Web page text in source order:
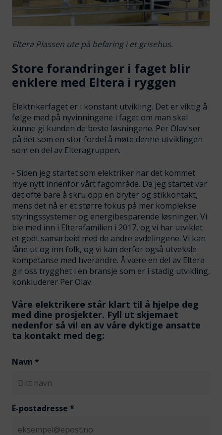
Eltera Plassen ute på befaring i et grisehus.
Store forandringer i faget blir
enklere med Eltera i ryggen
Elektrikerfaget er i konstant utvikling. Det er viktig å
følge med på nyvinningene i faget om man skal
kunne gi kunden de beste løsningene. Per Olav ser
på det som en stor fordel å møte denne utviklingen
som en del av Elteragruppen.
- Siden jeg startet som elektriker har det kommet
mye nytt innenfor vårt fagområde. Da jeg startet var
det ofte bare å skru opp en bryter og stikkontakt,
mens det nå er et større fokus på mer komplekse
styringssystemer og energibesparende løsninger. Vi
ble med inn i Elterafamilien i 2017, og vi har utviklet
et godt samarbeid med de andre avdelingene. Vi kan
låne ut og inn folk, og vi kan derfor også utveksle
kompetanse med hverandre. Å være en del av Eltera
gir oss trygghet i en bransje som er i stadig utvikling,
konkluderer Per Olav.
Våre elektrikere står klart til å hjelpe deg
med dine prosjekter. Fyll ut skjemaet
nedenfor så vil en av våre dyktige ansatte
ta kontakt med deg:
Navn *
E-postadresse *